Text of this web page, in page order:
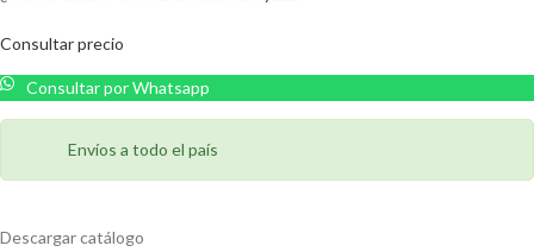
Consultar precio
Consultar por Whatsapp
Envíos a todo el país
Descargar catálogo